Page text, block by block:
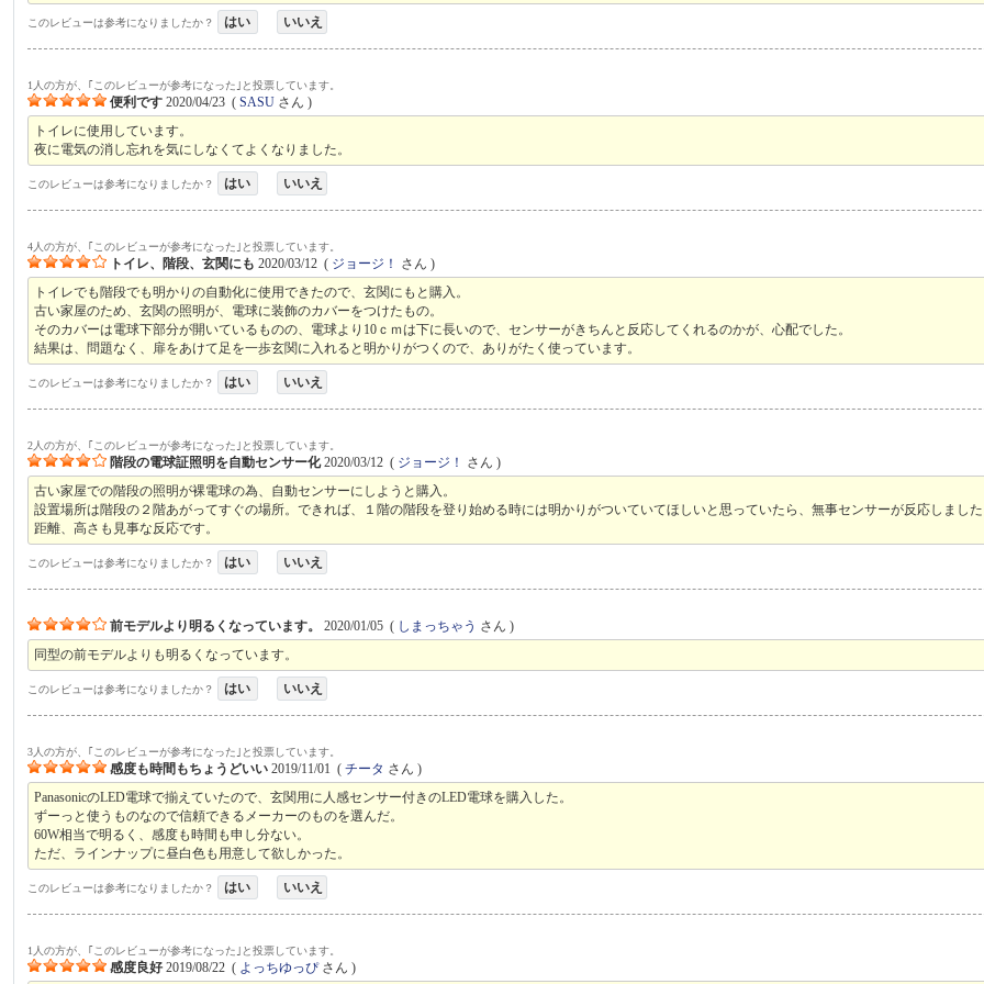
このレビューは参考になりましたか？ はい いいえ
1人の方が、｢このレビューが参考になった｣と投票しています。
便利です 2020/04/23 (SASU さん )
トイレに使用しています。
夜に電気の消し忘れを気にしなくてよくなりました。
このレビューは参考になりましたか？ はい いいえ
4人の方が、｢このレビューが参考になった｣と投票しています。
トイレ、階段、玄関にも 2020/03/12 ( ジョージ！
さん )
トイレでも階段でも明かりの自動化に使用できたので、玄関にもと購入。
古い家屋のため、玄関の照明が、電球に装飾のカバーをつけたもの。
そのカバーは電球下部分が開いているものの、電球より10ｃｍは下に長いので、センサーがきちんと反応してくれるのかが、心配でした。
結果は、問題なく、扉をあけて足を一歩玄関に入れると明かりがつくので、ありがたく使っています。
このレビューは参考になりましたか？ はい いいえ
2人の方が、｢このレビューが参考になった｣と投票しています。
階段の電球証照明を自動センサー化 2020/03/12 ( ジョージ！
さん )
古い家屋での階段の照明が裸電球の為、自動センサーにしようと購入。
設置場所は階段の２階あがってすぐの場所。できれば、１階の階段を登り始める時には明かりがついていてほしいと思っていたら、無事センサーが反応しまし
距離、高さも見事な反応です。
このレビューは参考になりましたか？ はい いいえ
前モデルより明るくなっています。 2020/01/05 ( しまっちゃう さん )
同型の前モデルよりも明るくなっています。
このレビューは参考になりましたか？ はい いいえ
3人の方が、｢このレビューが参考になった｣と投票しています。
感度も時間もちょうどいい 2019/11/01 (チータ さん )
PanasonicのLED電球で揃えていたので、玄関用に人感センサー付きのLED電球を購入した。
ずーっと使うものなので信頼できるメーカーのものを選んだ。
60W相当で明るく、感度も時間も申し分ない。
ただ、ラインナップに昼白色も用意して欲しかった。
このレビューは参考になりましたか？ はい いいえ
1人の方が、｢このレビューが参考になった｣と投票しています。
感度良好 2019/08/22 ( よっちゆっぴさん )